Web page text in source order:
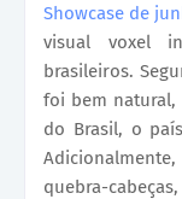
Showcase de
visual voxel
brasileiros.
foi bem natural,
do Brasil, o
quebra-